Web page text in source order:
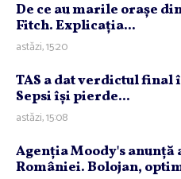
De ce au marile oraşe
Fitch. Explicaţia...
astăzi, 15:20
TAS a dat verdictul final
Sepsi îşi pierde...
astăzi, 15:08
Agenţia Moody's anunţă
României. Bolojan,